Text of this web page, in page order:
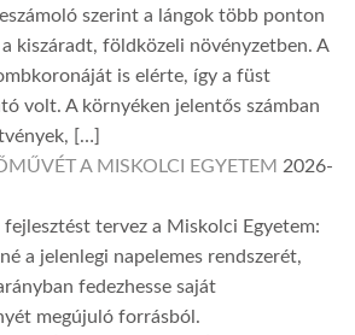
szerint a lángok több ponton
kiszáradt, földközeli növényzetben. A
is elérte, így a füst
volt. A környéken jelentős számban
[…]
A MISKOLCI EGYETEM 2026-
tervez a Miskolci Egyetem:
a jelenlegi napelemes rendszerét,
fedezhesse saját
megújuló forrásból.